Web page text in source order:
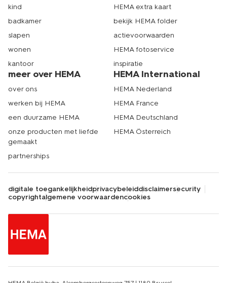
kind
badkamer
slapen
wonen
kantoor
HEMA extra kaart
bekijk HEMA folder
actievoorwaarden
HEMA fotoservice
inspiratie
meer over HEMA
over ons
werken bij HEMA
een duurzame HEMA
onze producten met liefde
gemaakt
partnerships
HEMA International
HEMA Nederland
HEMA France
HEMA Deutschland
HEMA Österreich
digitale toegankelijkheidprivacybeleiddisclaimersecurity
copyrightalgemene voorwaardencookies